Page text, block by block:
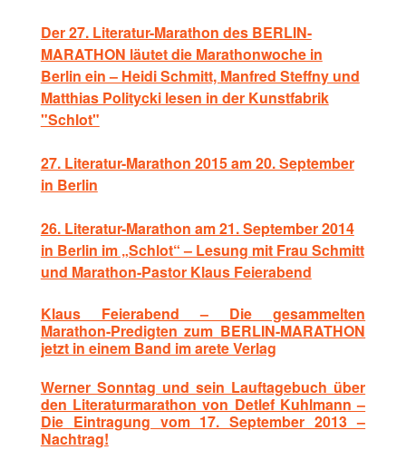
Der 27. Literatur-Marathon des BERLIN-
MARATHON läutet die Marathonwoche in
Berlin ein – Heidi Schmitt, Manfred Steffny und
Matthias Politycki lesen in der Kunstfabrik
"Schlot"
27. Literatur-Marathon 2015 am 20. September
in Berlin
26. Literatur-Marathon am 21. September 2014
in Berlin im „Schlot“ – Lesung mit Frau Schmitt
und Marathon-Pastor Klaus Feierabend
Klaus Feierabend – Die gesammelten
Marathon-Predigten zum BERLIN-MARATHON
jetzt in einem Band im arete Verlag
Werner Sonntag und sein Lauftagebuch über
den Literaturmarathon von Detlef Kuhlmann –
Die Eintragung vom 17. September 2013 –
Nachtrag!